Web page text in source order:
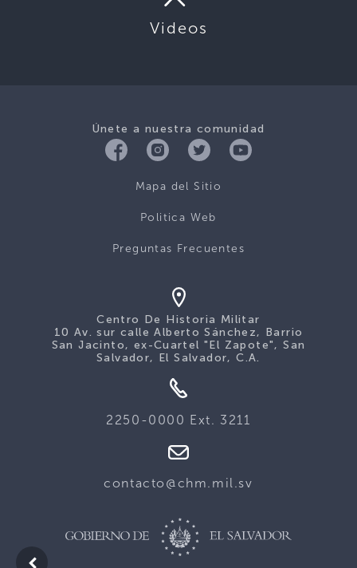
Videos
Únete a nuestra comunidad
Mapa del Sitio
Politica Web
Preguntas Frecuentes
Centro De Historia Militar
10 Av. sur calle Alberto Sánchez, Barrio
San Jacinto, ex-Cuartel "El Zapote", San
Salvador, El Salvador, C.A.
2250-0000 Ext. 3211
contacto@chm.mil.sv